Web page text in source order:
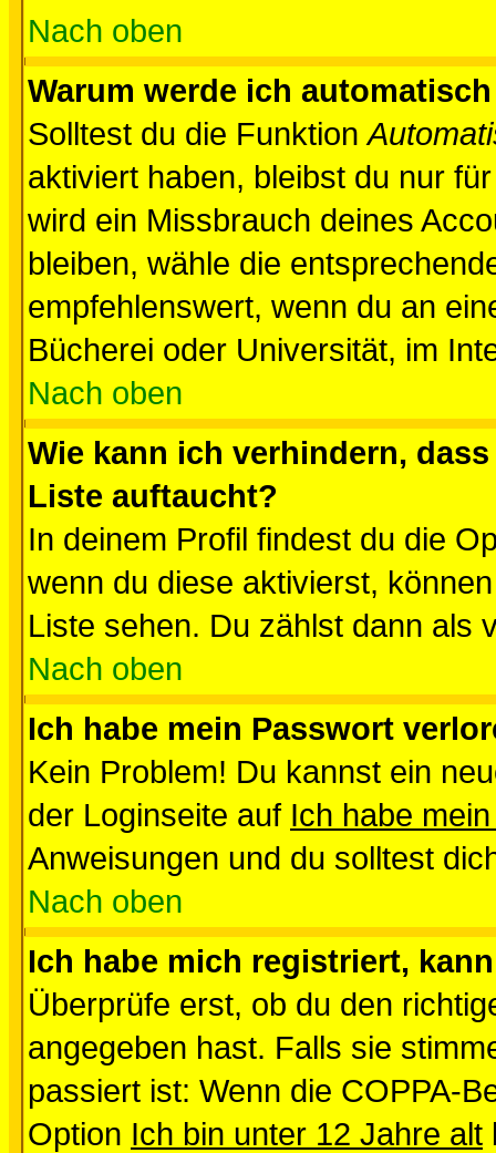
Nach oben
Warum werde ich
Solltest du die Funktion
aktiviert haben, bleibst du nur
wird ein Missbrauch deines
bleiben, wähle die
empfehlenswert, wenn du an
Bücherei oder Universität, im
Nach oben
Wie kann ich verhindern,
Liste auftaucht?
In deinem Profil findest du die
wenn du diese aktivierst,
Liste sehen. Du zählst dann als
Nach oben
Ich habe mein Passwort
Kein Problem! Du kannst ein
der Loginseite auf Ich habe
Anweisungen und du solltest
Nach oben
Ich habe mich registriert,
Überprüfe erst, ob du den
angegeben hast. Falls sie
passiert ist: Wenn die COPPA-
Option Ich bin unter 12 Jahre alt